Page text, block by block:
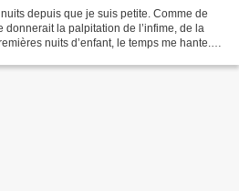
depuis que je suis petite. Comme de
donnerait la palpitation de l’infime, de la
nuits d’enfant, le temps me hante.